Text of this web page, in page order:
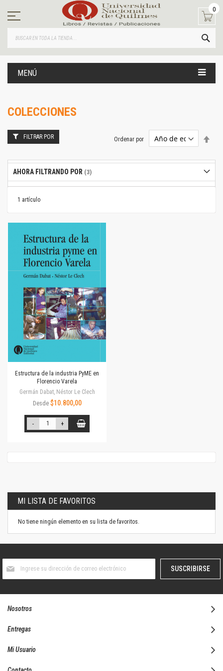
contenido
0
MENÚ
COLECCIONES
1 artículo
Ordenar por
Estructura de la industria PyME en
Florencio Varela
Germán Dabat, Néstor Le Clech
Desde $10.800,00
- +
FILTRAR POR
AHORA FILTRANDO POR
MI LISTA DE FAVORITOS
No tiene ningún elemento en su lista de favoritos.
boletín
SUSCRIBIRSE
Nosotros
Entregas
Mi Usuario